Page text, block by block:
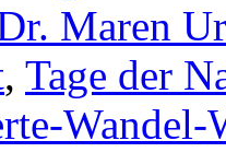
Maren
, Tage der
Wandel-